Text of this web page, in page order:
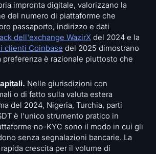
impronta digitale, valorizzano la
del numero di piattaforme che
passaporto, indirizzo e dati
dell'exchange WazirX del 2024 e la
clienti Coinbase del 2025 dimostrano
preferenza è razionale piuttosto che
Nelle giurisdizioni con
o di fatto sulla valuta estera
del 2024, Nigeria, Turchia, parti
è l'unico strumento pratico in
no-KYC sono il modo in cui gli
senza segnalazioni bancarie. La
crescita per il volume di